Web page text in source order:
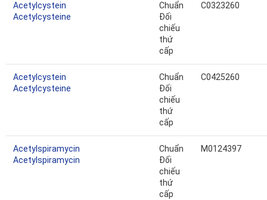
Acetylcystein
Acetylcysteine
Chuẩn
Đối
chiếu
thứ
cấp
C0323260
Acetylcystein
Acetylcysteine
Chuẩn
Đối
chiếu
thứ
cấp
C0425260
Acetylspiramycin
Acetylspiramycin
Chuẩn
Đối
chiếu
thứ
cấp
M0124397